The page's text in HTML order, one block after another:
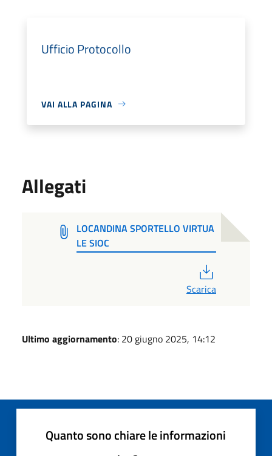
Ufficio Protocollo
VAI ALLA PAGINA
Allegati
LOCANDINA SPORTELLO VIRTUA
LE SIOC
Scarica
Ultimo aggiornamento: 20 giugno 2025, 14:12
Quanto sono chiare le informazioni